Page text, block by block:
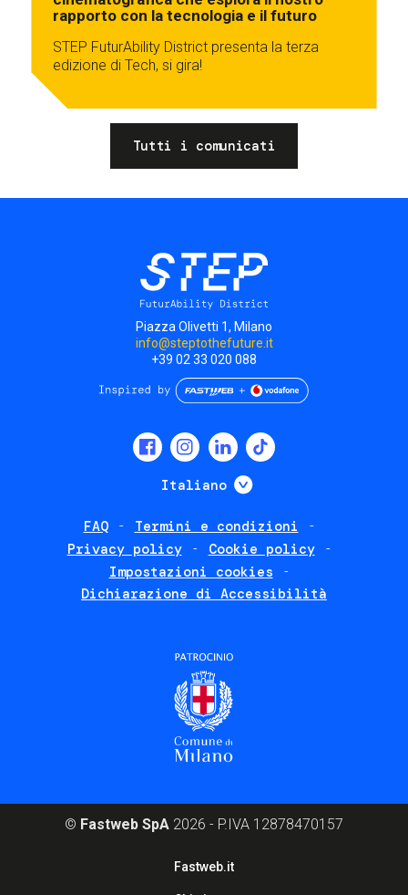
rapporto con la tecnologia e il futuro
STEP FuturAbility District presenta la terza
edizione di Tech, si gira!
Tutti i comunicati
Piazza Olivetti 1, Milano
info@steptothefuture.it
+39 02 33 020 088
Italiano Mostra ulteriori
FAQ
Termini e condizioni
Privacy policy
Cookie policy
Impostazioni cookies
Dichiarazione di Accessibilità
© Fastweb SpA 2026 - P.IVA 12878470157
Fastweb.it